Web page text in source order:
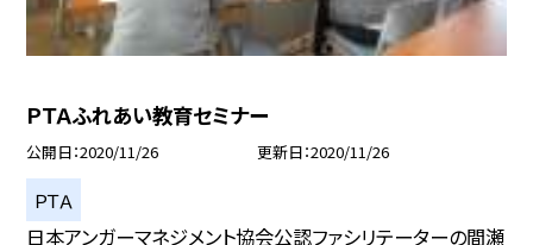
ＰＴＡふれあい教育セミナー
公開日 2020/11/26 更新日 2020/11/26
ＰＴＡ
日本アンガーマネジメント協会公認ファシリテーターの間瀬